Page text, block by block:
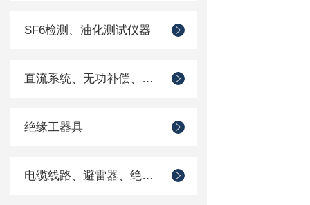
SF6检测、油化测试仪器
直流系统、无功补偿、电池电机检测仪器
绝缘工器具
电缆线路、避雷器、绝缘子测试仪器